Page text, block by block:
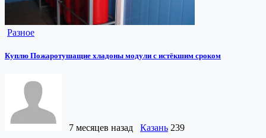
Разное
Куплю Пожаротушащие хладоны модули с истёкшим сроком
7 месяцев назад Казань 239